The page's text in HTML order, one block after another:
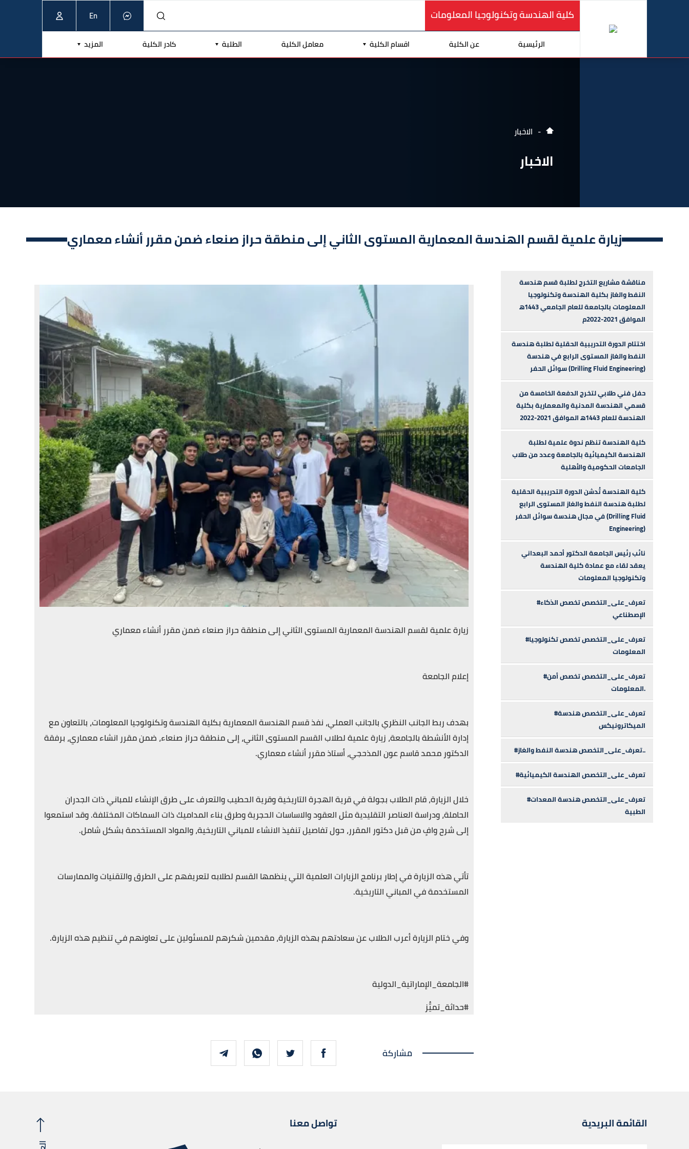
كلية الهندسة وتكنولوجيا المعلومات En
الرئيسية عن الكلية اقسام الكلية معامل الكلية الطلبة كادر الكلية المزيد
الاخبار
الاخبار
زيارة علمية لقسم الهندسة المعمارية المستوى الثاني إلى منطقة حراز صنعاء ضمن مقرر أنشاء معماري
مناقشة مشاريع التخرج لطلبة قسم هندسة
النفط والغاز بكلية الهندسة وتكنولوجيا
المعلومات بالجامعة للعام الجامعي 1443ه‍
الموافق 2021-2022م
اختتام الدورة التدريبية الحقلية لطلبة هندسة
النفط والغاز المستوى الرابع في هندسة
سوائل الحفر (Drilling Fluid Engineering)
حفل فني طلابي لتخرج الدفعة الخامسة من
قسمي الهندسة المدنية والمعمارية بكلية
الهندسة للعام 1443ه‍ الموافق 2021-2022
كلية الهندسة تنظم ندوة علمية لطلبة
الهندسة الكيميائية بالجامعة وعدد من طلاب
الجامعات الحكومية والأهلية
كلية الهندسة تُدشن الدورة التدريبية الحقلية
لطلبة هندسة النفط والغاز المستوى الرابع
في مجال هندسة سوائل الحفر (Drilling Fluid
Engineering)
نائب رئيس الجامعة الدكتور أحمد البعداني
يعقد لقاء مع عمادة كلية الهندسة
وتكنولوجيا المعلومات
#تعرف_على_التخصص تخصص الذكاء
الإصطناعي
#تعرف_على_التخصص تخصص تكنولوجيا
المعلومات
#تعرف_على_التخصص تخصص أمن
المعلومات.
#تعرف_على_التخصص هندسة
الميكاترونيكس
#تعرف_على_التخصص هندسة النفط والغاز..
#تعرف_على_التخصص الهندسة الكيميائية
#تعرف_على_التخصص هندسة المعدات
الطبية
زيارة علمية لقسم الهندسة المعمارية المستوى الثاني إلى منطقة حراز صنعاء ضمن مقرر أنشاء معماري
إعلام الجامعة
بهدف ربط الجانب النظري بالجانب العملي، نفذ قسم الهندسة المعمارية بكلية الهندسة وتكنولوجيا المعلومات، بالتعاون مع
إدارة الأنشطة بالجامعة، زيارة علمية لطلاب القسم المستوى الثاني، إلى منطقة حراز صنعاء، ضمن مقرر انشاء معماري، برفقة
الدكتور محمد قاسم عون المذحجي، أستاذ مقرر أنشاء معماري.
خلال الزيارة، قام الطلاب بجولة في قرية الهجرة التاريخية وقرية الحطيب والتعرف على طرق الإنشاء للمباني ذات الجدران
الحاملة، ودراسة العناصر التقليدية مثل العقود والاساسات الحجرية وطرق بناء المداميك ذات السماكات المختلفة. وقد استمعوا
إلى شرح وافٍ من قبل دكتور المقرر، حول تفاصيل تنفيذ الانشاء للمباني التاريخية، والمواد المستخدمة بشكل شامل.
تأتي هذه الزيارة في إطار برنامج الزيارات العلمية التي ينظمها القسم لطلابه لتعريفهم على الطرق والتقنيات والممارسات
المستخدمة في المباني التاريخية.
وفي ختام الزيارة أعرب الطلاب عن سعادتهم بهذه الزيارة، مقدمين شكرهم للمسئولين على تعاونهم في تنظيم هذه الزيارة.
#الجامعة_الإماراتية_الدولية
#حداثة_تميُّز
مشاركة
القائمة البريدية تواصل معنا